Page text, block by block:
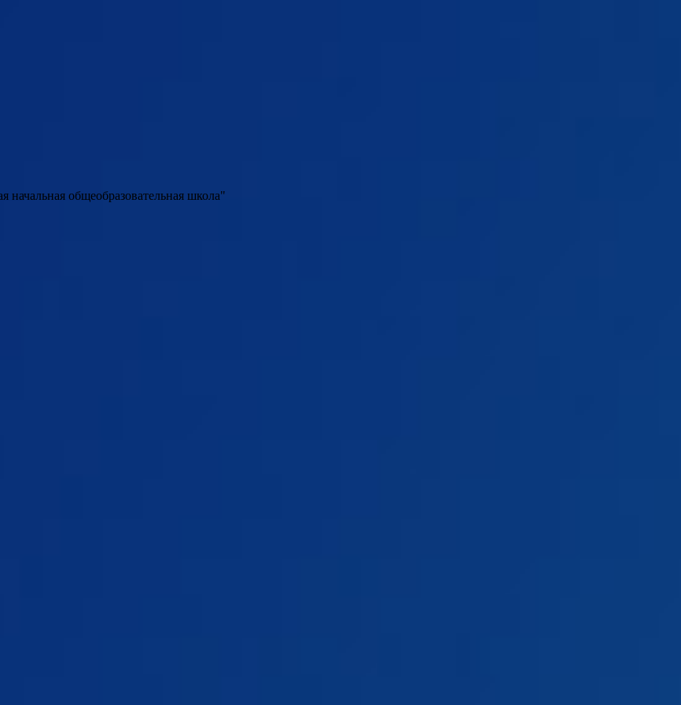
общеобразовательная школа"